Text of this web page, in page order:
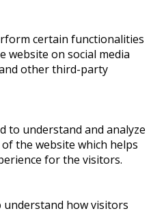
certain functionalities
website on social media
other third-party
to understand and analyze
the website which helps
for the visitors.
understand how visitors